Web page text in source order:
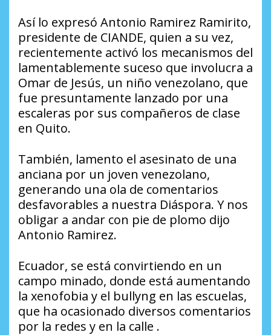
Así lo expresó Antonio Ramirez Ramirito,
presidente de CIANDE, quien a su vez,
recientemente activó los mecanismos del
lamentablemente suceso que involucra a
Omar de Jesús, un niño venezolano, que
fue presuntamente lanzado por una
escaleras por sus compañeros de clase
en Quito.
También, lamento el asesinato de una
anciana por un joven venezolano,
generando una ola de comentarios
desfavorables a nuestra Diáspora. Y nos
obligar a andar con pie de plomo dijo
Antonio Ramirez.
Ecuador, se está convirtiendo en un
campo minado, donde está aumentando
la xenofobia y el bullyng en las escuelas,
que ha ocasionado diversos comentarios
por la redes y en la calle .